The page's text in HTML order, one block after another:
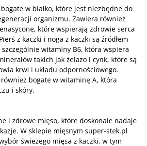
w białko, które jest niezbędne do
organizmu. Zawiera również
które wspierają zdrowie serca
z kaczki i noga z kaczki są źródłem
witaminy B6, która wspiera
takich jak żelazo i cynk, które są
krwi i układu odpornościowego.
bogate w witaminę A, która
i skóry.
i zdrowe mięso, które doskonale nadaje
W sklepie mięsnym super-stek.pl
świeżego mięsa z kaczki, w tym